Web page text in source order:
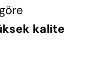
kalite